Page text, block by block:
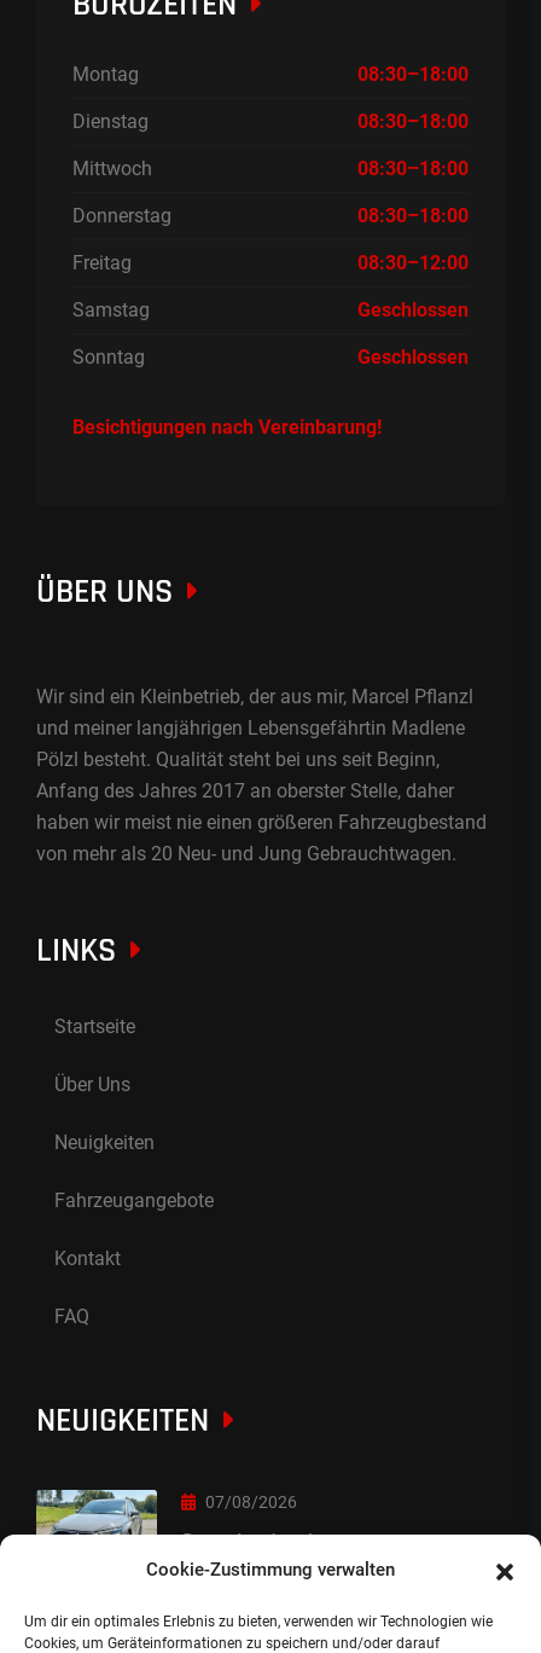
Cookie-Zustimmung verwalten
Um dir ein optimales Erlebnis zu bieten, verwenden wir Technologien wie
Cookies, um Geräteinformationen zu speichern und/oder darauf
Montag 08:30–18:00
Dienstag 08:30–18:00
Mittwoch 08:30–18:00
Donnerstag 08:30–18:00
Freitag 08:30–12:00
Samstag Geschlossen
Sonntag Geschlossen
Besichtigungen nach Vereinbarung!
ÜBER UNS
Wir sind ein Kleinbetrieb, der aus mir, Marcel Pflanzl
und meiner langjährigen Lebensgefährtin Madlene
Pölzl besteht. Qualität steht bei uns seit Beginn,
Anfang des Jahres 2017 an oberster Stelle, daher
haben wir meist nie einen größeren Fahrzeugbestand
von mehr als 20 Neu- und Jung Gebrauchtwagen.
LINKS
Startseite
Über Uns
Neuigkeiten
Fahrzeugangebote
Kontakt
FAQ
NEUIGKEITEN
07/08/2026
Sorry Leute :-)
06/08/2026